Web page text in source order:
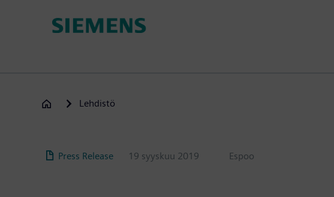
pääsisältöön
Lehdistö
Press Release 19 syyskuu 2019 Espoo